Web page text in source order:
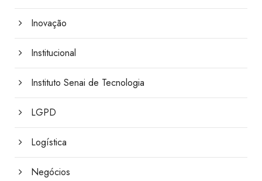
Inovação
Institucional
Instituto Senai de Tecnologia
LGPD
Logística
Negócios